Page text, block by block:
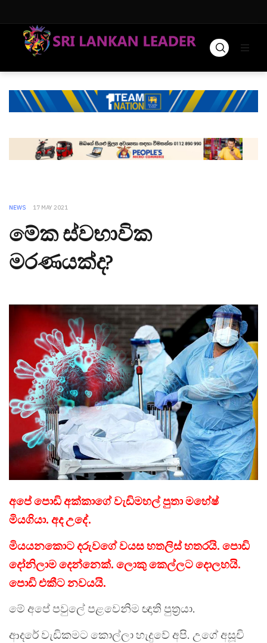
NEWS 17 MAY 2021
මේක ස්වභාවික
මරණයක්ද?
අපේ පොඩි අක්කාගේ වැඩිමහල් පුතා මහේෂ්
මියගියා. අද උදේ.
මියයනකොට දරුවගේ වයස හතලිස් හතරයි. පොඩි
දෝනිලාම දෙන්නෙක්. ලොකු කෙල්ලට දොලහයි.
පොඩි එකීට නවයයි.
මේ අපේ පවුලේ පළවෙනිම ඥාති පුත්‍රයා.
ආදරේ වැඩිකමට කොල්ලා හැදුවේ අපි. උගේ අසූචි